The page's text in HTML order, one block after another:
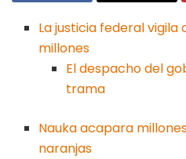
La justicia federal
millones
El despacho del
trama
Nauka acapara
naranjas